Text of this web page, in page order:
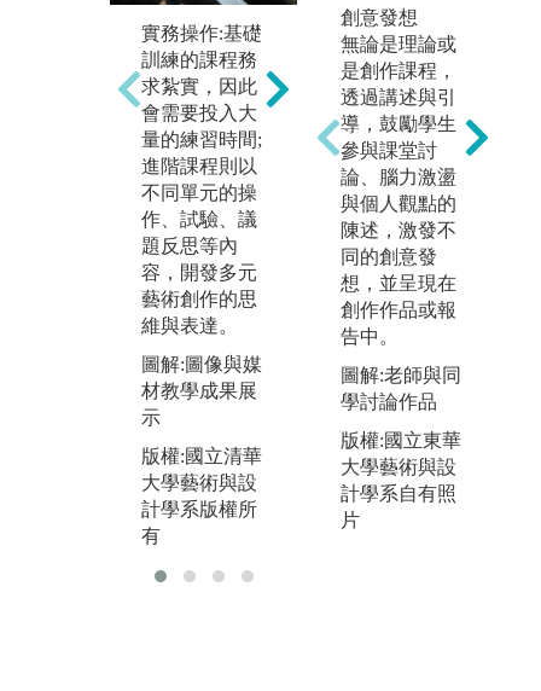
實務操作:基礎
訓練的課程務
求紮實，因此
會需要投入大
量的練習時間;
進階課程則以
不同單元的操
作、試驗、議
題反思等內
容，開發多元
藝術創作的思
維與表達。
圖解:圖像與媒
材教學成果展
示
版權:國立清華
大學藝術與設
計學系版權所
有
討論與表述:不
論是理論課程
還是創作課
程，皆重於思
想的激盪與個
人觀點的陳
述，教師引
導、掌握課程
運作，討論分
享令學生學習
分析統整以及
自我表達。
圖解:學生發表
分組工作成果
版權:國立清華
大學藝術與設
計學系版權所
有
創意發想
無論是理論或
是創作課程，
透過講述與引
導，鼓勵學生
參與課堂討
論、腦力激盪
與個人觀點的
陳述，激發不
同的創意發
想，並呈現在
創作作品或報
告中。
圖解:老師與同
學討論作品
版權:國立東華
大學藝術與設
計學系自有照
片